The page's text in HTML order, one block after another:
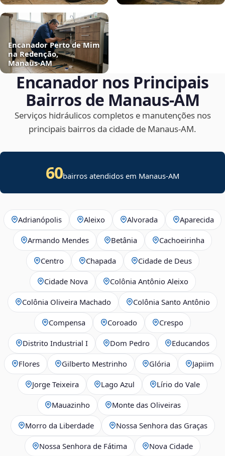
Encanador Perto de Mim
na Redenção,
Manaus‑AM
Encanador nos Principais
Bairros de Manaus‑AM
Serviços hidráulicos completos e manutenções nos
principais bairros da cidade de Manaus‑AM.
60bairros atendidos em Manaus-AM
Adrianópolis Aleixo Alvorada Aparecida
Armando Mendes Betânia Cachoeirinha
Centro Chapada Cidade de Deus
Cidade Nova Colônia Antônio Aleixo
Colônia Oliveira Machado Colônia Santo Antônio
Compensa Coroado Crespo
Distrito Industrial I Dom Pedro Educandos
Flores Gilberto Mestrinho Glória Japiim
Jorge Teixeira Lago Azul Lírio do Vale
Mauazinho Monte das Oliveiras
Morro da Liberdade Nossa Senhora das Graças
Nossa Senhora de Fátima Nova Cidade